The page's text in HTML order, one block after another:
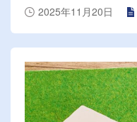
2025年11月20日